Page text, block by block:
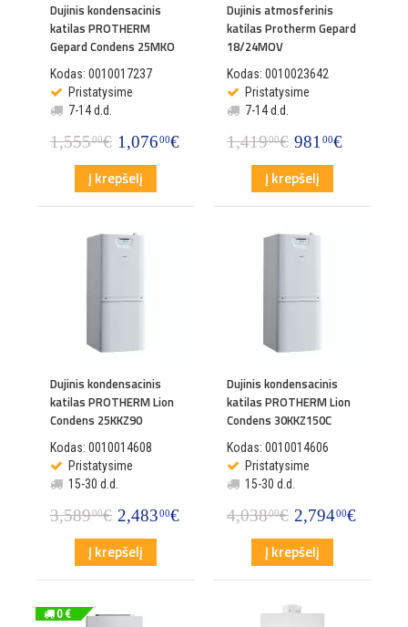
Dujinis kondensacinis
katilas PROTHERM
Gepard Condens 25MKO
Kodas: 0010017237
Pristatysime
7-14 d.d.
1,55500€ 1,07600€
Į krepšelį
Dujinis atmosferinis
katilas Protherm Gepard
18/24MOV
Kodas: 0010023642
Pristatysime
7-14 d.d.
1,41900€ 98100€
Į krepšelį
Dujinis kondensacinis
katilas PROTHERM Lion
Condens 25KKZ90
Kodas: 0010014608
Pristatysime
15-30 d.d.
3,58900€ 2,48300€
Į krepšelį
Dujinis kondensacinis
katilas PROTHERM Lion
Condens 30KKZ150C
Kodas: 0010014606
Pristatysime
15-30 d.d.
4,03800€ 2,79400€
Į krepšelį
0 €